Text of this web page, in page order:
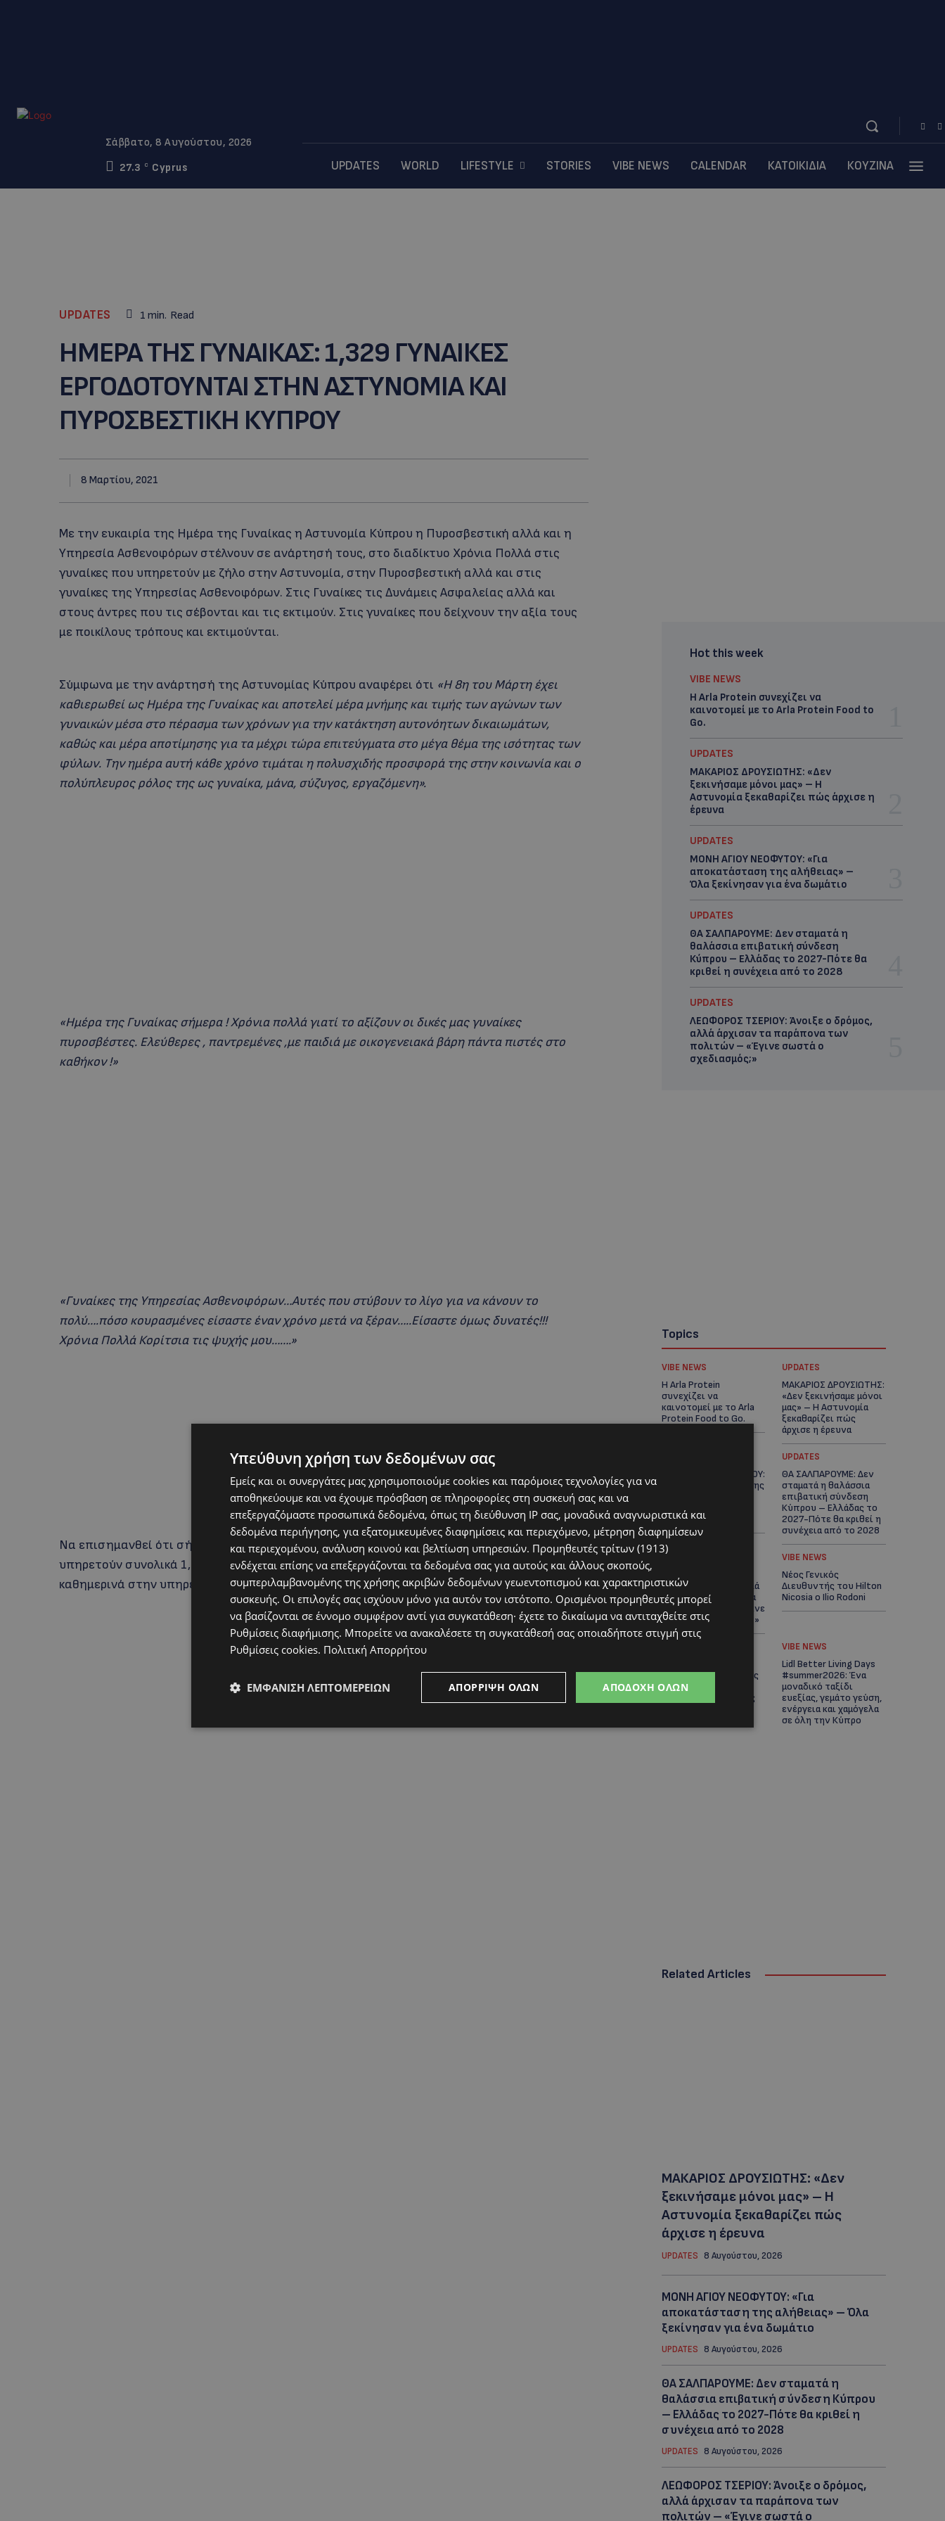
Σάββατο, 8 Αυγούστου, 2026
27.3
C Cyprus UPDATES WORLD LIFESTYLE STORIES VIBE NEWS CALENDAR ΚΑΤΟΙΚΙΔΙΑ ΚΟΥΖΙΝΑ
UPDATES 1 min. Read
ΗΜΕΡΑ ΤΗΣ ΓΥΝΑΙΚΑΣ: 1,329 ΓΥΝΑΙΚΕΣ
ΕΡΓΟΔΟΤΟΥΝΤΑΙ ΣΤΗΝ ΑΣΤΥΝΟΜΙΑ ΚΑΙ
ΠΥΡΟΣΒΕΣΤΙΚΗ ΚΥΠΡΟΥ
8 Μαρτίου, 2021
Με την ευκαιρία της Ημέρα της Γυναίκας η Αστυνομία Κύπρου η Πυροσβεστική αλλά και η
Υπηρεσία Ασθενοφόρων στέλνουν σε ανάρτησή τους, στο διαδίκτυο Χρόνια Πολλά στις
γυναίκες που υπηρετούν με ζήλο στην Αστυνομία, στην Πυροσβεστική αλλά και στις
γυναίκες της Υπηρεσίας Ασθενοφόρων. Στις Γυναίκες τις Δυνάμεις Ασφαλείας αλλά και
στους άντρες που τις σέβονται και τις εκτιμούν. Στις γυναίκες που δείχνουν την αξία τους
με ποικίλους τρόπους και εκτιμούνται.
Σύμφωνα με την ανάρτησή της Αστυνομίας Κύπρου αναφέρει ότι «Η 8η του Μάρτη έχει
καθιερωθεί ως Ημέρα της Γυναίκας και αποτελεί μέρα μνήμης και τιμής των αγώνων των
γυναικών μέσα στο πέρασμα των χρόνων για την κατάκτηση αυτονόητων δικαιωμάτων,
καθώς και μέρα αποτίμησης για τα μέχρι τώρα επιτεύγματα στο μέγα θέμα της ισότητας των
φύλων. Την ημέρα αυτή κάθε χρόνο τιμάται η πολυσχιδής προσφορά της στην κοινωνία και ο
πολύπλευρος ρόλος της ως γυναίκα, μάνα, σύζυγος, εργαζόμενη».
«Ημέρα της Γυναίκας σήμερα ! Χρόνια πολλά γιατί το αξίζουν οι δικές μας γυναίκες
πυροσβέστες. Ελεύθερες , παντρεμένες ,με παιδιά με οικογενειακά βάρη πάντα πιστές στο
καθήκον !»
«Γυναίκες της Υπηρεσίας Ασθενοφόρων…Αυτές που στύβουν το λίγο για να κάνουν το
πολύ….πόσο κουρασμένες είσαστε έναν χρόνο μετά να ξέραν…..Είσαστε όμως δυνατές!!!
Χρόνια Πολλά Κορίτσια τις ψυχής μου…….»
Να επισημανθεί ότι σήμερα στην Αστυνομία Κύπρου και την Πυροσβεστική Υπηρεσία
υπηρετούν συνολικά 1,329 γυναίκες μέλη, οι οποίες με απόλυτο επαγγελματισμό βρίσκονται
καθημερινά στην υπηρεσία της κοινωνίας και των πολιτών.
Hot this week
VIBE NEWS
Η Arla Protein συνεχίζει να
καινοτομεί με το Arla Protein Food to
Go.
UPDATES
ΜΑΚΑΡΙΟΣ ΔΡΟΥΣΙΩΤΗΣ: «Δεν
ξεκινήσαμε μόνοι μας» – Η
Αστυνομία ξεκαθαρίζει πώς άρχισε η
έρευνα
UPDATES
ΜΟΝΗ ΑΓΙΟΥ ΝΕΟΦΥΤΟΥ: «Για
αποκατάσταση της αλήθειας» –
Όλα ξεκίνησαν για ένα δωμάτιο
UPDATES
ΘΑ ΣΑΛΠΑΡΟΥΜΕ: Δεν σταματά η
θαλάσσια επιβατική σύνδεση
Κύπρου – Ελλάδας το 2027-Πότε θα
κριθεί η συνέχεια από το 2028
UPDATES
ΛΕΩΦΟΡΟΣ ΤΣΕΡΙΟΥ: Άνοιξε ο δρόμος,
αλλά άρχισαν τα παράπονα των
πολιτών – «Έγινε σωστά ο
σχεδιασμός;»
Topics
VIBE NEWS
Η Arla Protein
συνεχίζει να
καινοτομεί με το Arla
Protein Food to Go.
UPDATES
ΜΑΚΑΡΙΟΣ ΔΡΟΥΣΙΩΤΗΣ:
«Δεν ξεκινήσαμε μόνοι
μας» – Η Αστυνομία
ξεκαθαρίζει πώς
άρχισε η έρευνα
ΜΟΝΗ ΑΓΙΟΥ ΝΕΟΦΥΤΟΥ:
«Για αποκατάσταση της
ξεκίνησαν για ένα
δωμάτιο
UPDATES
ΘΑ ΣΑΛΠΑΡΟΥΜΕ: Δεν
σταματά η θαλάσσια
επιβατική σύνδεση
Κύπρου – Ελλάδας το
2027-Πότε θα κριθεί η
συνέχεια από το 2028
UPDATES
Άνοιξε ο δρόμος, αλλά
άρχισαν τα παράπονα
των πολιτών – «Έγινε
σωστά ο σχεδιασμός;»
VIBE NEWS
Νέος Γενικός
Διευθυντής του Hilton
Nicosia ο Ilio Rodoni
επίσημος συνεργάτης
του Φεστιβάλ
Κινηματογράφου της
VIBE NEWS
Lidl Better Living Days
#summer2026: Ένα
μοναδικό ταξίδι
ευεξίας, γεμάτο γεύση,
ενέργεια και χαμόγελα
σε όλη την Κύπρο
Related Articles
ΜΑΚΑΡΙΟΣ ΔΡΟΥΣΙΩΤΗΣ: «Δεν
ξεκινήσαμε μόνοι μας» – Η
Αστυνομία ξεκαθαρίζει πώς
άρχισε η έρευνα
UPDATES 8 Αυγούστου, 2026
ΜΟΝΗ ΑΓΙΟΥ ΝΕΟΦΥΤΟΥ: «Για
αποκατάσταση της αλήθειας» – Όλα
ξεκίνησαν για ένα δωμάτιο
UPDATES 8 Αυγούστου, 2026
ΘΑ ΣΑΛΠΑΡΟΥΜΕ: Δεν σταματά η
θαλάσσια επιβατική σύνδεση Κύπρου
– Ελλάδας το 2027-Πότε θα κριθεί η
συνέχεια από το 2028
UPDATES 8 Αυγούστου, 2026
ΛΕΩΦΟΡΟΣ ΤΣΕΡΙΟΥ: Άνοιξε ο δρόμος,
αλλά άρχισαν τα παράπονα των
πολιτών – «Έγινε σωστά ο
Υπεύθυνη χρήση των δεδομένων σας
Εμείς και οι συνεργάτες μας χρησιμοποιούμε cookies και παρόμοιες τεχνολογίες για να
αποθηκεύουμε και να έχουμε πρόσβαση σε πληροφορίες στη συσκευή σας και να
επεξεργαζόμαστε προσωπικά δεδομένα, όπως τη διεύθυνση IP σας, μοναδικά αναγνωριστικά και
δεδομένα περιήγησης, για εξατομικευμένες διαφημίσεις και περιεχόμενο, μέτρηση διαφημίσεων
και περιεχομένου, ανάλυση κοινού και βελτίωση υπηρεσιών. Προμηθευτές τρίτων (1913)
ενδέχεται επίσης να επεξεργάζονται τα δεδομένα σας για αυτούς και άλλους σκοπούς,
συμπεριλαμβανομένης της χρήσης ακριβών δεδομένων γεωεντοπισμού και χαρακτηριστικών
συσκευής. Οι επιλογές σας ισχύουν μόνο για αυτόν τον ιστότοπο. Ορισμένοι προμηθευτές μπορεί
να βασίζονται σε έννομο συμφέρον αντί για συγκατάθεση· έχετε το δικαίωμα να αντιταχθείτε στις
Ρυθμίσεις διαφήμισης. Μπορείτε να ανακαλέσετε τη συγκατάθεσή σας οποιαδήποτε στιγμή στις
Ρυθμίσεις cookies. Πολιτική Απορρήτου
ΑΠΟΔΟΧΉ ΌΛΩΝ
ΑΠΌΡΡΙΨΗ ΌΛΩΝ
ΕΜΦΆΝΙΣΗ ΛΕΠΤΟΜΕΡΕΙΏΝ